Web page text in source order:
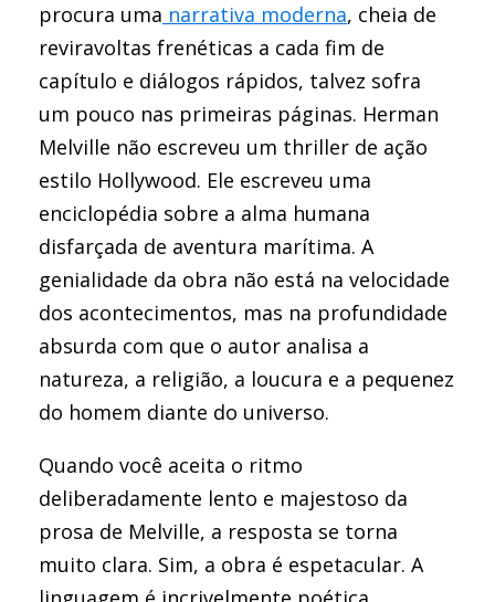
procura uma narrativa moderna, cheia de
reviravoltas frenéticas a cada fim de
capítulo e diálogos rápidos, talvez sofra
um pouco nas primeiras páginas. Herman
Melville não escreveu um thriller de ação
estilo Hollywood. Ele escreveu uma
enciclopédia sobre a alma humana
disfarçada de aventura marítima. A
genialidade da obra não está na velocidade
dos acontecimentos, mas na profundidade
absurda com que o autor analisa a
natureza, a religião, a loucura e a pequenez
do homem diante do universo.
Quando você aceita o ritmo
deliberadamente lento e majestoso da
prosa de Melville, a resposta se torna
muito clara. Sim, a obra é espetacular. A